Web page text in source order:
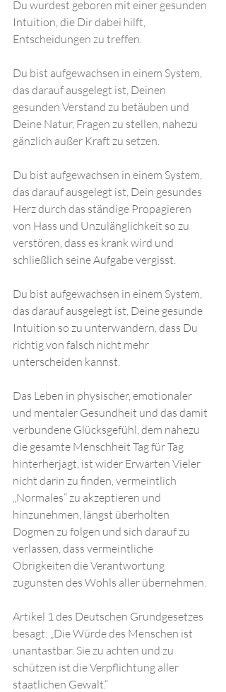
Du wurdest geboren mit einer gesunden
Intuition, die Dir dabei hilft,
Entscheidungen zu treffen.
Du bist aufgewachsen in einem System,
das darauf ausgelegt ist, Deinen
gesunden Verstand zu betäuben und
Deine Natur, Fragen zu stellen, nahezu
gänzlich außer Kraft zu setzen.
Du bist aufgewachsen in einem System,
das darauf ausgelegt ist, Dein gesundes
Herz durch das ständige Propagieren
von Hass und Unzulänglichkeit so zu
verstören, dass es krank wird und
schließlich seine Aufgabe vergisst.
Du bist aufgewachsen in einem System,
das darauf ausgelegt ist, Deine gesunde
Intuition so zu unterwandern, dass Du
richtig von falsch nicht mehr
unterscheiden kannst.
Das Leben in physischer, emotionaler
und mentaler Gesundheit und das damit
verbundene Glücksgefühl, dem nahezu
die gesamte Menschheit Tag für Tag
hinterherjagt, ist wider Erwarten Vieler
nicht darin zu finden, vermeintlich
„Normales“ zu akzeptieren und
hinzunehmen, längst überholten
Dogmen zu folgen und sich darauf zu
verlassen, dass vermeintliche
Obrigkeiten die Verantwortung
zugunsten des Wohls aller übernehmen.
Artikel 1 des Deutschen Grundgesetzes
besagt: „Die Würde des Menschen ist
unantastbar. Sie zu achten und zu
schützen ist die Verpflichtung aller
staatlichen Gewalt.“